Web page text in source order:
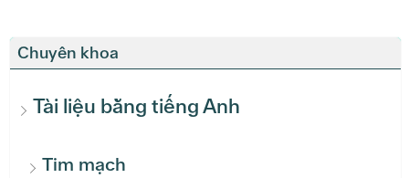
Chuyên khoa
Tài liệu bằng tiếng Anh
Tim mạch